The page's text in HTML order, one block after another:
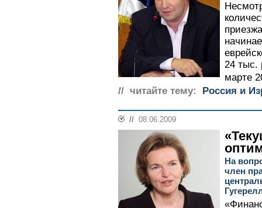
24 тыс.
марте
// читайте тему:
Россия и
// 08.06.2009
На
член